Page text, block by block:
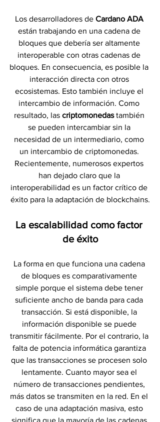
Los desarrolladores de Cardano ADA
están trabajando en una cadena de
bloques que debería ser altamente
interoperable con otras cadenas de
bloques. En consecuencia, es posible la
interacción directa con otros
ecosistemas. Esto también incluye el
intercambio de información. Como
resultado, las criptomonedas también
se pueden intercambiar sin la
necesidad de un intermediario, como
un intercambio de criptomonedas.
Recientemente, numerosos expertos
han dejado claro que la
interoperabilidad es un factor crítico de
éxito para la adaptación de blockchains.
La escalabilidad como factor
de éxito
La forma en que funciona una cadena
de bloques es comparativamente
simple porque el sistema debe tener
suficiente ancho de banda para cada
transacción. Si está disponible, la
información disponible se puede
transmitir fácilmente. Por el contrario, la
falta de potencia informática garantiza
que las transacciones se procesen solo
lentamente. Cuanto mayor sea el
número de transacciones pendientes,
más datos se transmiten en la red. En el
caso de una adaptación masiva, esto
significa que la mayoría de las cadenas